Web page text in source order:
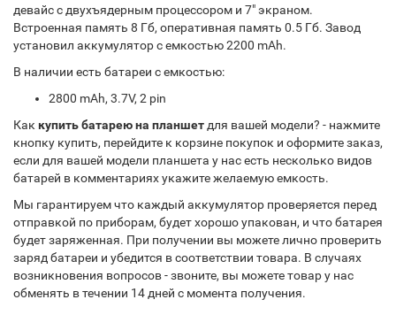
девайс с двухъядерным процессором и 7" экраном.
Встроенная память 8 Гб, оперативная память 0.5 Гб. Завод
установил аккумулятор с емкостью 2200 mAh.
В наличии есть батареи с емкостью:
2800 mAh, 3.7V, 2 pin
Как купить батарею на планшет для вашей модели? - нажмите
кнопку купить, перейдите к корзине покупок и оформите заказ,
если для вашей модели планшета у нас есть несколько видов
батарей в комментариях укажите желаемую емкость.
Мы гарантируем что каждый аккумулятор проверяется перед
отправкой по приборам, будет хорошо упакован, и что батарея
будет заряженная. При получении вы можете лично проверить
заряд батареи и убедится в соответствии товара. В случаях
возникновения вопросов - звоните, вы можете товар у нас
обменять в течении 14 дней с момента получения.